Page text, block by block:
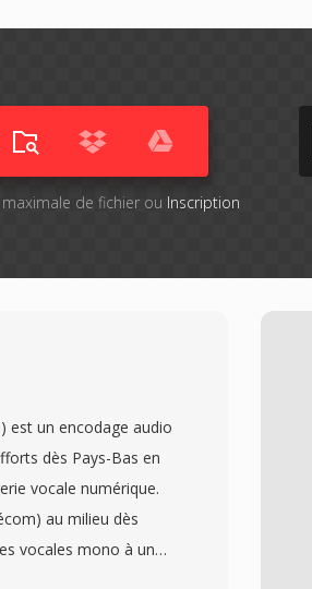
de fichier ou Inscription
est un encodage audio
dès Pays-Bas en
vocale numérique.
au milieu dès
vocales mono à une
8 kHz, privilegiant la